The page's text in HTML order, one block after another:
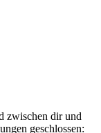
zwischen dir und
geschlossen: